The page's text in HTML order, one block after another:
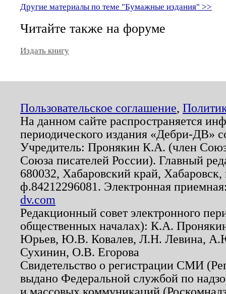
Другие материалы по теме "Бумажные издания" >>
Читайте также на форуме
Издать книгу
Пользовательское соглашение,
На данном сайте распространяется
периодического издания «Дебри-ДВ»
Учредитель: Пронякин К.А. (член
Союза писателей России). Главный
680032, Хабаровский край,
ф.84212296081. Электронная
dv.com
Редакционный совет электронного
общественных началах): К.А.
Юрьев, Ю.В. Ковалев, Л.Н. Левина,
Сухинин, О.В. Егорова
Свидетельство о регистрации СМИ
выдано Федеральной службой по
и массовых коммуникаций